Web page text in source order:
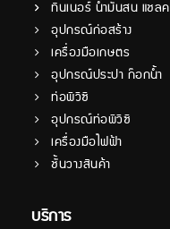
ทินเนอร์ น้ำมันสน แชลค
อุปกรณ์ก่อสร้าง
เครื่องมือเกษตร
อุปกรณ์ประปา ก๊อกน้ำ
ท่อพีวีซี
อุปกรณ์ท่อพีวีซี
เครื่องมือไฟฟ้า
ชั้นวางสินค้า
บริการ